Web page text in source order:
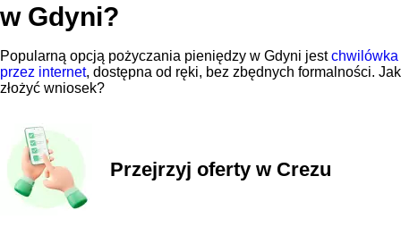
w Gdyni?
Popularną opcją pożyczania pieniędzy w Gdyni jestchwilówka
przez internet, dostępna od ręki, bez zbędnych formalności. Jak
złożyć wniosek?
Przejrzyj oferty w Crezu